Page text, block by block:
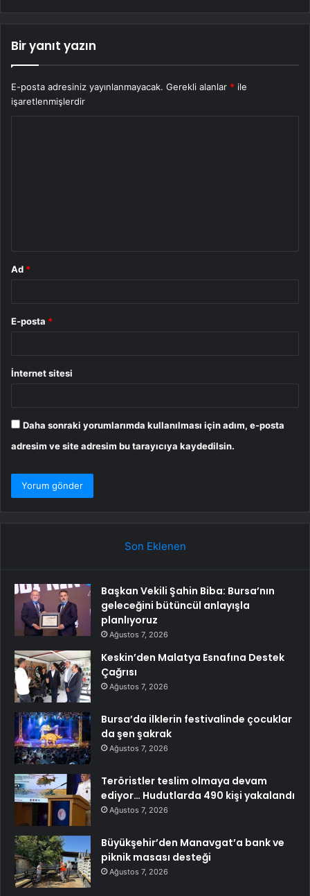
Bir yanıt yazın
E-posta adresiniz yayınlanmayacak. Gerekli alanlar * ile
işaretlenmişlerdir
Ad *
E-posta *
İnternet sitesi
Daha sonraki yorumlarımda kullanılması için adım, e-posta
adresim ve site adresim bu tarayıcıya kaydedilsin.
Son Eklenen
Başkan Vekili Şahin Biba: Bursa’nın
geleceğini bütüncül anlayışla
planlıyoruz
Ağustos 7, 2026
Keskin’den Malatya Esnafına Destek
Çağrısı
Ağustos 7, 2026
Bursa’da ilklerin festivalinde çocuklar
da şen şakrak
Ağustos 7, 2026
Teröristler teslim olmaya devam
ediyor… Hudutlarda 490 kişi yakalandı
Ağustos 7, 2026
Büyükşehir’den Manavgat’a bank ve
piknik masası desteği
Ağustos 7, 2026